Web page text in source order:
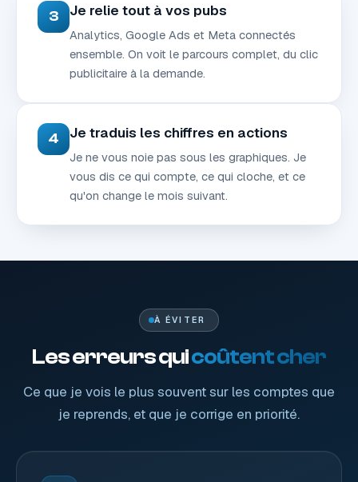
3 Je relie tout à vos pubs
Analytics, Google Ads et Meta connectés
ensemble. On voit le parcours complet, du clic
publicitaire à la demande.
4 Je traduis les chiffres en actions
Je ne vous noie pas sous les graphiques. Je
vous dis ce qui compte, ce qui cloche, et ce
qu'on change le mois suivant.
À ÉVITER
Les erreurs quicoûtent cher
Ce que je vois le plus souvent sur les comptes que
je reprends, et que je corrige en priorité.